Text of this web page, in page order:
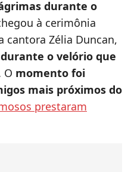
durante o
à cerimônia
cantora Zélia Duncan,
o velório que
O momento foi
mais próximos do
prestaram